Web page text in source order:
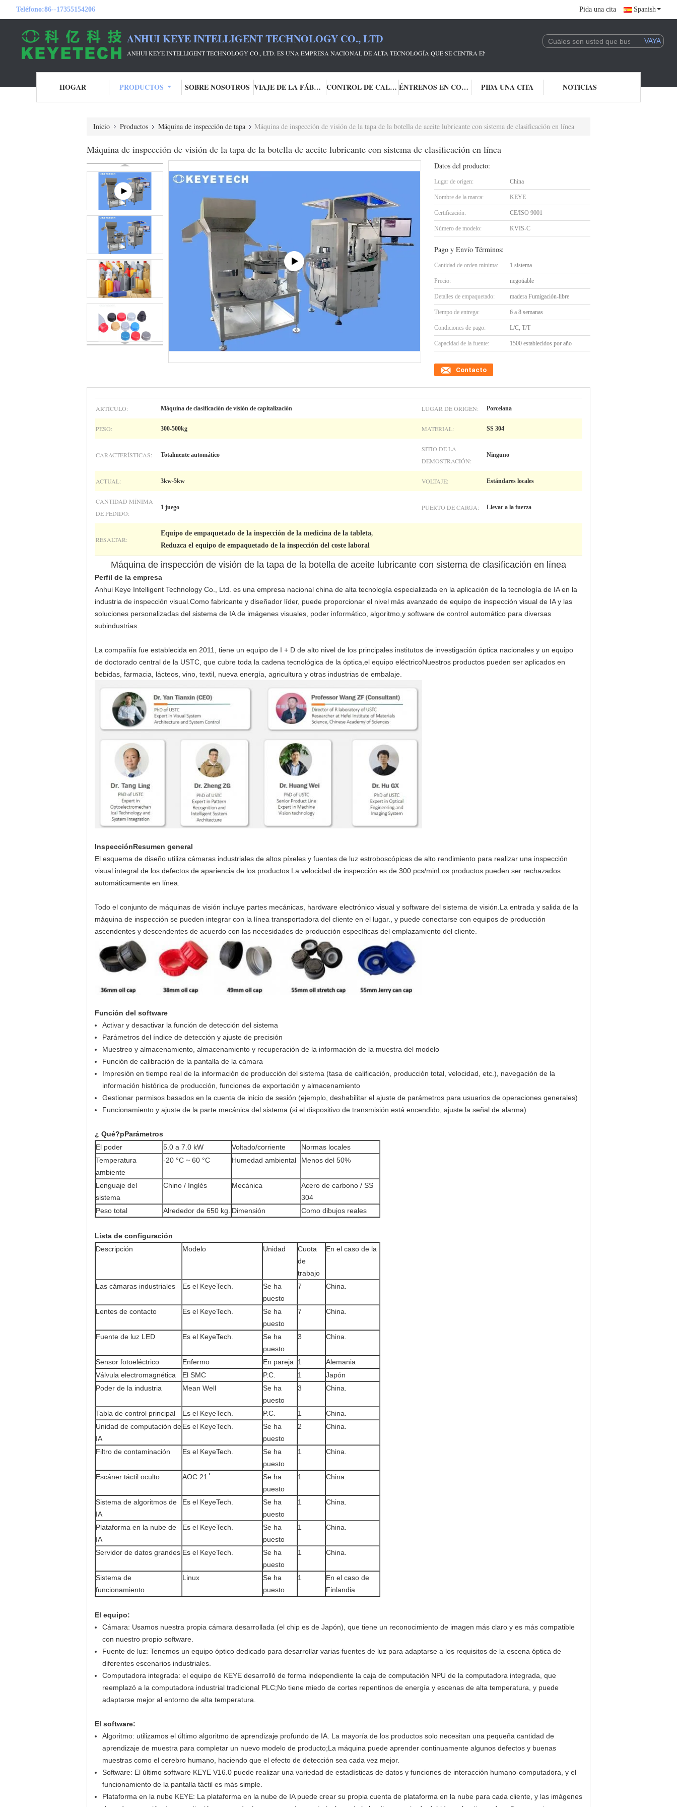
Teléfono:86--17355154206 Pida una cita Spanish
ANHUI KEYE INTELLIGENT TECHNOLOGY CO., LTD
ANHUI KEYE INTELLIGENT TECHNOLOGY CO., LTD. ES UNA EMPRESA NACIONAL DE ALTA TECNOLOGÍA QUE SE CENTRA EN LA I + D Y LA APLICACIÓN DE LA TECNOLOGÍA DE
HOGAR PRODUCTOS SOBRE NOSOTROS VIAJE DE LA FÁBRICA CONTROL DE CALIDAD ÉNTRENOS EN CONTACTO CON PIDA UNA CITA NOTICIAS
Inicio Productos Máquina de inspección de tapa Máquina de inspección de visión de la tapa de la botella de aceite lubricante con sistema de clasificación en línea
Máquina de inspección de visión de la tapa de la botella de aceite lubricante con sistema de clasificación en línea
Datos del producto:
Lugar de origen: China
Nombre de la marca: KEYE
Certificación: CE/ISO 9001
Número de modelo: KVIS-C
Pago y Envío Términos:
Cantidad de orden mínima: 1 sistema
Precio: negotiable
Detalles de empaquetado: madera Fumigación-libre
Tiempo de entrega: 6 a 8 semanas
Condiciones de pago: L/C, T/T
Capacidad de la fuente: 1500 establecidos por año
Contacto
ARTÍCULO: Máquina de clasificación de visión de capitalización LUGAR DE ORIGEN: Porcelana
PESO: 300-500kg MATERIAL: SS 304
CARACTERÍSTICAS: Totalmente automático
SITIO DE LA
DEMOSTRACIÓN:
Ninguno
ACTUAL: 3kw-5kw VOLTAJE: Estándares locales
CANTIDAD MÍNIMA
DE PEDIDO:
1 juego PUERTO DE CARGA: Llevar a la fuerza
RESALTAR:
Equipo de empaquetado de la inspección de la medicina de la tableta,
Reduzca el equipo de empaquetado de la inspección del coste laboral
Máquina de inspección de visión de la tapa de la botella de aceite lubricante con sistema de clasificación en línea
Perfil de la empresa
Anhui Keye Intelligent Technology Co., Ltd. es una empresa nacional china de alta tecnología especializada en la aplicación de la tecnología de IA en la
industria de inspección visual.Como fabricante y diseñador líder, puede proporcionar el nivel más avanzado de equipo de inspección visual de IA y las
soluciones personalizadas del sistema de IA de imágenes visuales, poder informático, algoritmo,y software de control automático para diversas
subindustrias.
La compañía fue establecida en 2011, tiene un equipo de I + D de alto nivel de los principales institutos de investigación óptica nacionales y un equipo
de doctorado central de la USTC, que cubre toda la cadena tecnológica de la óptica,el equipo eléctricoNuestros productos pueden ser aplicados en
bebidas, farmacia, lácteos, vino, textil, nueva energía, agricultura y otras industrias de embalaje.
InspecciónResumen general
El esquema de diseño utiliza cámaras industriales de altos píxeles y fuentes de luz estroboscópicas de alto rendimiento para realizar una inspección
visual integral de los defectos de apariencia de los productos.La velocidad de inspección es de 300 pcs/minLos productos pueden ser rechazados
automáticamente en línea.
Todo el conjunto de máquinas de visión incluye partes mecánicas, hardware electrónico visual y software del sistema de visión.La entrada y salida de la
máquina de inspección se pueden integrar con la línea transportadora del cliente en el lugar., y puede conectarse con equipos de producción
ascendentes y descendentes de acuerdo con las necesidades de producción específicas del emplazamiento del cliente.
Función del software
Activar y desactivar la función de detección del sistema
Parámetros del índice de detección y ajuste de precisión
Muestreo y almacenamiento, almacenamiento y recuperación de la información de la muestra del modelo
Función de calibración de la pantalla de la cámara
Impresión en tiempo real de la información de producción del sistema (tasa de calificación, producción total, velocidad, etc.), navegación de la
información histórica de producción, funciones de exportación y almacenamiento
Gestionar permisos basados en la cuenta de inicio de sesión (ejemplo, deshabilitar el ajuste de parámetros para usuarios de operaciones generales)
Funcionamiento y ajuste de la parte mecánica del sistema (si el dispositivo de transmisión está encendido, ajuste la señal de alarma)
¿ Qué?pParámetros
El poder
5.0 a 7.0 kW Voltado/corriente
Normas locales
Temperatura
ambiente
-20 °C ~ 60 °C Humedad ambiental Menos del 50%
Lenguaje del
sistema
Chino / Inglés Mecánica
Acero de carbono / SS
304
Peso total
Alrededor de 650 kg. Dimensión Como dibujos reales
Lista de configuración
Descripción
Modelo Unidad
Cuota
de
trabajo
En el caso de la
Las cámaras industriales Es el KeyeTech.
Se ha
puesto
7 China.
Lentes de contacto Es el KeyeTech.
Se ha
puesto
7 China.
Fuente de luz LED Es el KeyeTech.
Se ha
puesto
3 China.
Sensor fotoeléctrico Enfermo En pareja 1
Alemania
Válvula electromagnética
El SMC P.C. 1
Japón
Poder de la industria
Mean Well
Se ha
puesto
3 China.
Tabla de control principal Es el KeyeTech. P.C. 1
China.
Unidad de computación de
IA
Es el KeyeTech.
Se ha
puesto
2 China.
Filtro de contaminación Es el KeyeTech.
Se ha
puesto
1 China.
Escáner táctil oculto AOC 21 ̊
Se ha
puesto
1 China.
Sistema de algoritmos de
IA
Es el KeyeTech.
Se ha
puesto
1 China.
Plataforma en la nube de
IA
Es el KeyeTech.
Se ha
puesto
1 China.
Servidor de datos grandes Es el KeyeTech.
Se ha
puesto
1 China.
Sistema de
funcionamiento
Linux
Se ha
puesto
1
En el caso de
Finlandia
El equipo:
Cámara: Usamos nuestra propia cámara desarrollada (el chip es de Japón), que tiene un reconocimiento de imagen más claro y es más compatible
con nuestro propio software.
Fuente de luz: Tenemos un equipo óptico dedicado para desarrollar varias fuentes de luz para adaptarse a los requisitos de la escena óptica de
diferentes escenarios industriales.
Computadora integrada: el equipo de KEYE desarrolló de forma independiente la caja de computación NPU de la computadora integrada, que
reemplazó a la computadora industrial tradicional PLC;No tiene miedo de cortes repentinos de energía y escenas de alta temperatura, y puede
adaptarse mejor al entorno de alta temperatura.
El software:
Algoritmo: utilizamos el último algoritmo de aprendizaje profundo de IA. La mayoría de los productos solo necesitan una pequeña cantidad de
aprendizaje de muestra para completar un nuevo modelo de producto;La máquina puede aprender continuamente algunos defectos y buenas
muestras como el cerebro humano, haciendo que el efecto de detección sea cada vez mejor.
Software: El último software KEYE V16.0 puede realizar una variedad de estadísticas de datos y funciones de interacción humano-computadora, y el
funcionamiento de la pantalla táctil es más simple.
Plataforma en la nube KEYE: La plataforma en la nube de IA puede crear su propia cuenta de plataforma en la nube para cada cliente, y las imágenes